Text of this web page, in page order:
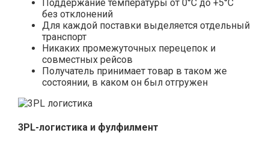
Поддержание температуры от 0°С до +5°С
без отклонений
Для каждой поставки выделяется отдельный
транспорт
Никаких промежуточных перецепок и
совместных рейсов
Получатель принимает товар в таком же
состоянии, в каком он был отгружен
3PL-логистика и фулфилмент